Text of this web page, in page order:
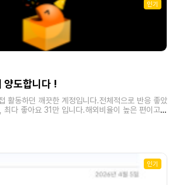
인기
양도합니다 !
활동하던 깨끗한 계정입니다.전체적으로 반응 좋았
다 좋아요 31만 입니다.해외비율이 높은 편이고,
매 의향 있으신 분들 아래 오픈채팅으로 연락 남
탁드립니다
인기